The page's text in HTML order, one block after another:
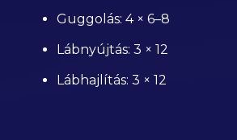
Guggolás: 4 × 6–8
Lábnyújtás: 3 × 12
Lábhajlítás: 3 × 12